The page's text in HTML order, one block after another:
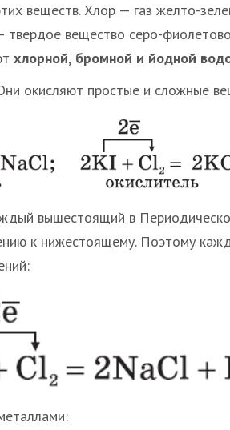
веществ. Хлор — газ желто-
твердое вещество серо-
хлорной, бромной и йодной
окисляют простые и сложные
вышестоящий в
к нижестоящему. Поэтому